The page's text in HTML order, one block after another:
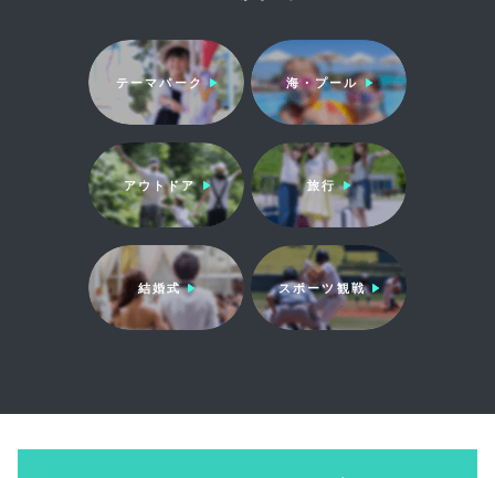
テーマパーク 海・プール
アウトドア 旅行
結婚式 スポーツ観戦